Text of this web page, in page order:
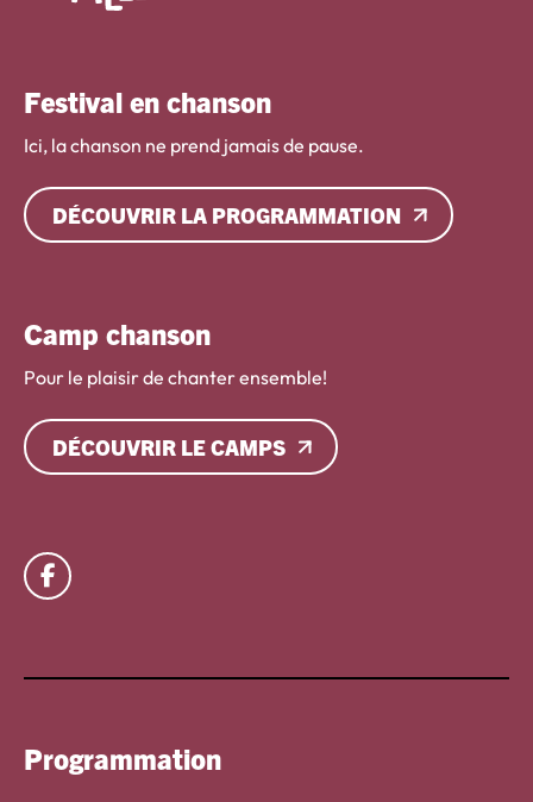
Festival en chanson
Ici, la chanson ne prend jamais de pause.
DÉCOUVRIR LA PROGRAMMATION
Camp chanson
Pour le plaisir de chanter ensemble!
DÉCOUVRIR LE CAMPS
Lien vers facebook
Programmation